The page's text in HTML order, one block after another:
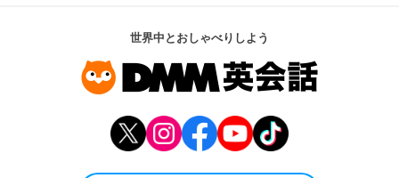
世界中とおしゃべりしよう